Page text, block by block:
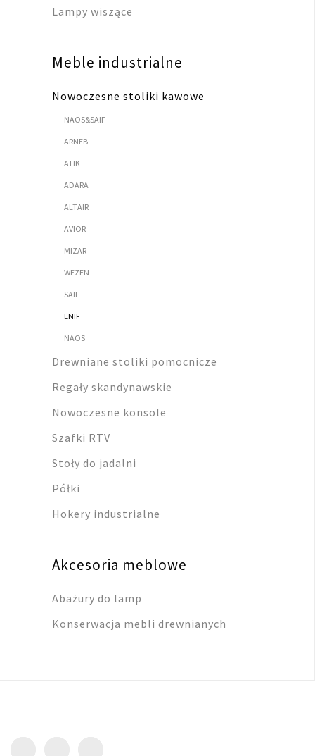
Lampy wiszące
Meble industrialne
Nowoczesne stoliki kawowe
NAOS&SAIF
ARNEB
ATIK
ADARA
ALTAIR
AVIOR
MIZAR
WEZEN
SAIF
ENIF
NAOS
Drewniane stoliki pomocnicze
Regały skandynawskie
Nowoczesne konsole
Szafki RTV
Stoły do jadalni
Półki
Hokery industrialne
Akcesoria meblowe
Abażury do lamp
Konserwacja mebli drewnianych